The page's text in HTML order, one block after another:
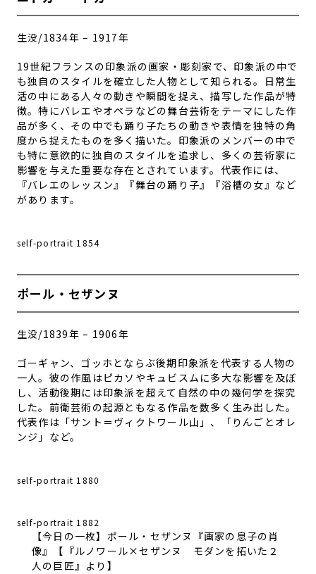
生没/1834年 – 1917年
19世紀フランスの印象派の画家・彫刻家で、印象派の中で
も独自のスタイルを確立した人物として知られる。日常生
活の中にある人々の動きや瞬間を捉え、描写した作品が特
徴。特にバレエやオペラなどの舞台芸術をテーマにした作
品が多く、その中でも踊り子たちの動きや表情を独特の角
度から捉えたものを多く描いた。印象派のメンバーの中で
も特に意欲的に独自のスタイルを追求し、多くの芸術家に
影響を与えた重要な存在とされています。代表作には、
『バレエのレッスン』『舞台の踊り子』『浴槽の女』など
があります。
self-portrait 1854
ポール・セザンヌ
生没/1839年 – 1906年
ゴーギャン、 ゴッホ とならぶ後期印象派を代表する人物の
一人。彼の作風はピカソやキュビスムに多大な影響を及ぼ
し、活動後期には印象派を超えて自然の中の幾何学を探究
した。前衛芸術の起源ともなる作品を数多く生み出した。
代表作は「サント＝ヴィクトワール山」、「りんごとオレ
ンジ」など。
self-portrait 1880
self-portrait 1882
【今日の一枚】ポール・セザンヌ『画家の息子の肖
像』【『ルノワール×セザンヌ モダンを拓いた２
人の巨匠』より】